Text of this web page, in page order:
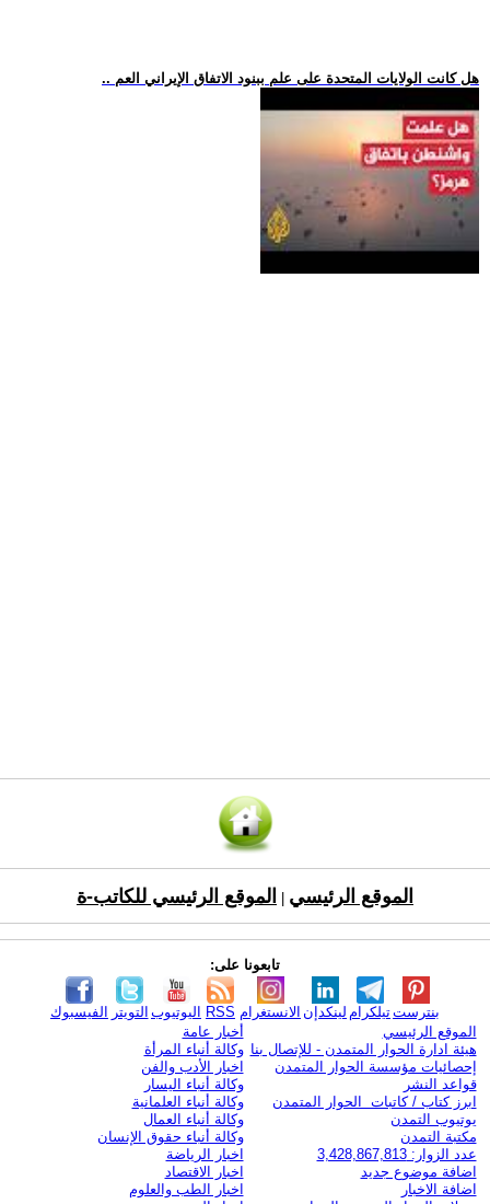
.. هل كانت الولايات المتحدة على علم ببنود الاتفاق الإيراني العم
الموقع الرئيسي الموقع الرئيسي للكاتب-ة
تابعونا على:
الفيسبوك التويتر اليوتيوب RSS الانستغرام لينكدإن تيلكرامبنترست
الموقع الرئيسي
هيئة ادارة الحوار المتمدن - للإتصال بنا
إحصائيات مؤسسة الحوار المتمدن
قواعد النشر
ابرز كتاب / كاتبات الحوار المتمدن
يوتيوب التمدن
مكتبة التمدن
عدد الزوار: 3,428,867,813
اضافة موضوع جديد
اضافة الاخبار
أخبار عامة
وكالة أنباء المرأة
اخبار الأدب والفن
وكالة أنباء اليسار
وكالة أنباء العلمانية
وكالة أنباء العمال
وكالة أنباء حقوق الإنسان
اخبار الرياضة
اخبار الاقتصاد
اخبار الطب والعلوم